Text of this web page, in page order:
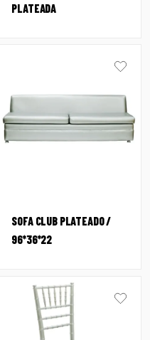
PLATEADA
SOFA CLUB PLATEADO /
96*36*22